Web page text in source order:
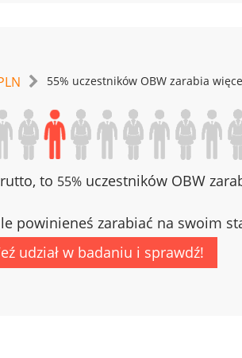
55% uczestników OBW zarabia
to 55%uczestników OBW
powinieneś zarabiać na swoim
udział w badaniu i sprawdź!